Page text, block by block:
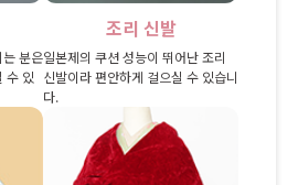
분은
수 있
조리 신발
일본제의 쿠션 성능이 뛰어난 조리
신발이라 편안하게 걸으실 수 있습니
다.